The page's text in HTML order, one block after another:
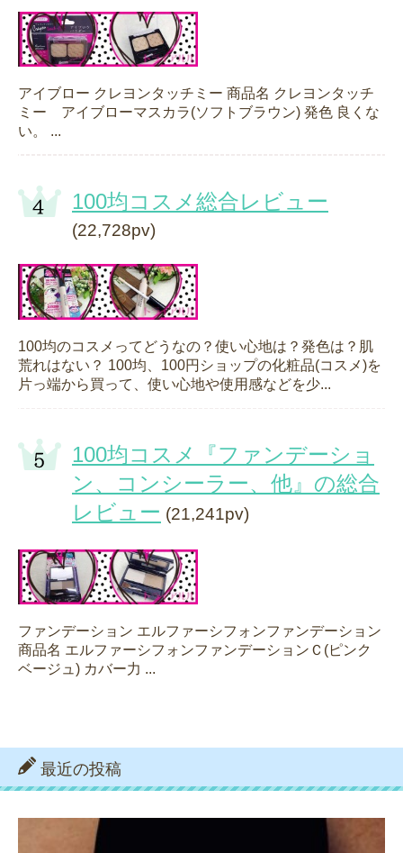
アイブロー クレヨンタッチミー 商品名 クレヨンタッチ
ミー アイブローマスカラ(ソフトブラウン) 発色 良くな
い。 ...
100均コスメ総合レビュー
(22,728pv)
100均のコスメってどうなの？使い心地は？発色は？肌
荒れはない？ 100均、100円ショップの化粧品(コスメ)を
片っ端から買って、使い心地や使用感などを少...
100均コスメ『ファンデーショ
ン、コンシーラー、他』の総合
レビュー (21,241pv)
ファンデーション エルファーシフォンファンデーション
商品名 エルファーシフォンファンデーションＣ(ピンク
ベージュ) カバー力 ...
最近の投稿